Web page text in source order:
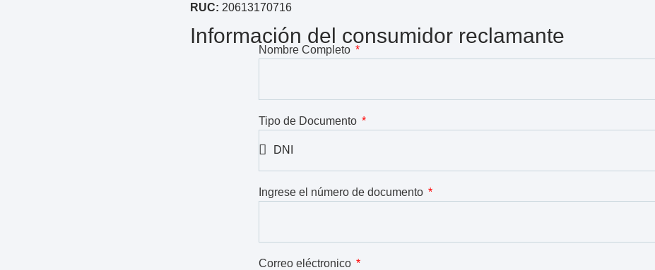
RUC: 20613170716
Información del consumidor reclamante
Nombre Completo
Tipo de Documento
Ingrese el número de documento
Correo eléctronico